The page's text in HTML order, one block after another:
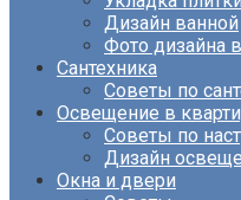
Дизайн ванной
Фото дизайна
Сантехника
Советы по
Освещение в
Советы по
Дизайн
Окна и двери